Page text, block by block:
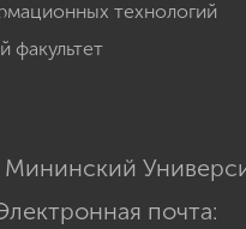
технологий
факультет
почта: